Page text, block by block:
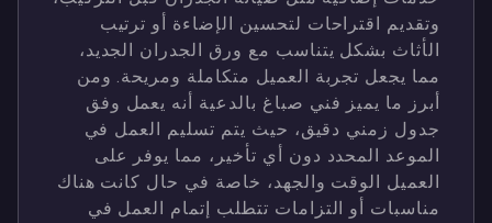
وتقديم اقتراحات لتحسين الإضاءة أو ترتيب
الأثاث بشكل يتناسب مع ورق الجدران الجديد،
مما يجعل تجربة العميل متكاملة ومريحة. ومن
أبرز ما يميز فني صباغ بالدعية أنه يعمل وفق
جدول زمني دقيق، حيث يتم تسليم العمل في
الموعد المحدد دون أي تأخير، مما يوفر على
العميل الوقت والجهد، خاصة في حال كانت هناك
مناسبات أو التزامات تتطلب إتمام العمل في